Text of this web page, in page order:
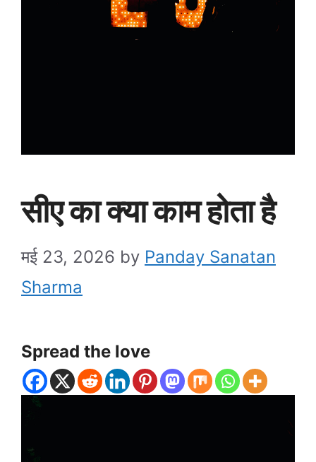
सीए का क्या काम होता है
मई 23, 2026 by Panday Sanatan
Sharma
Spread the love